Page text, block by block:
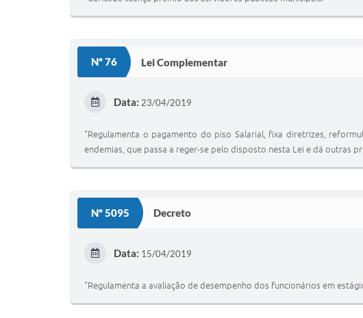
Nº 76 Lei Complementar
Data: 23/04/2019
"Regulamenta o pagamento do piso Salarial, fixa diretrizes,
endemias, que passa a reger-se pelo disposto nesta Lei e dá outras
Nº 5095 Decreto
Data: 15/04/2019
"Regulamenta a avaliação de desempenho dos funcionários em